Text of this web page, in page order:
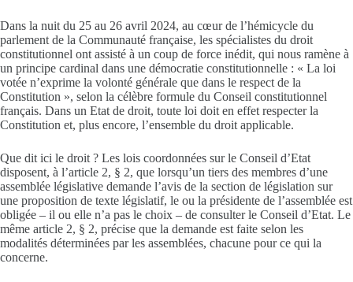
Dans la nuit du 25 au 26 avril 2024, au cœur de l’hémicycle du
parlement de la Communauté française, les spécialistes du droit
constitutionnel ont assisté à un coup de force inédit, qui nous ramène à
un principe cardinal dans une démocratie constitutionnelle : « La loi
votée n’exprime la volonté générale que dans le respect de la
Constitution », selon la célèbre formule du Conseil constitutionnel
français. Dans un Etat de droit, toute loi doit en effet respecter la
Constitution et, plus encore, l’ensemble du droit applicable.
Que dit ici le droit ? Les lois coordonnées sur le Conseil d’Etat
disposent, à l’article 2, § 2, que lorsqu’un tiers des membres d’une
assemblée législative demande l’avis de la section de législation sur
une proposition de texte législatif, le ou la présidente de l’assemblée est
obligée – il ou elle n’a pas le choix – de consulter le Conseil d’Etat. Le
même article 2, § 2, précise que la demande est faite selon les
modalités déterminées par les assemblées, chacune pour ce qui la
concerne.